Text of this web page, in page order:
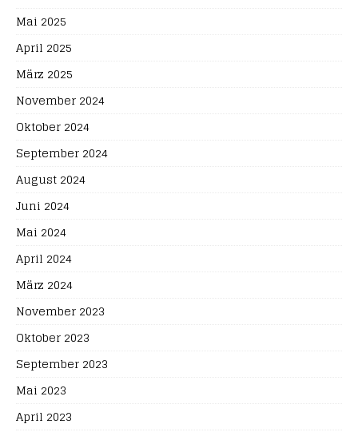
Mai 2025
April 2025
März 2025
November 2024
Oktober 2024
September 2024
August 2024
Juni 2024
Mai 2024
April 2024
März 2024
November 2023
Oktober 2023
September 2023
Mai 2023
April 2023